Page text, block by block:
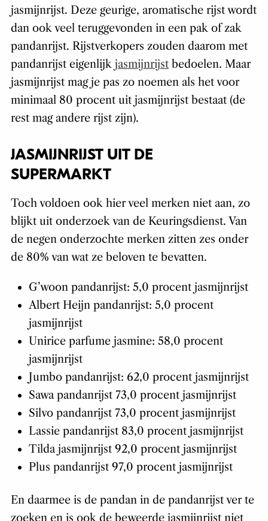
jasmijnrijst. Deze geurige, aromatische rijst wordt
dan ook veel teruggevonden in een pak of zak
pandanrijst. Rijstverkopers zouden daarom met
pandanrijst eigenlijk jasmijnrijstbedoelen. Maar
jasmijnrijst mag je pas zo noemen als het voor
minimaal 80 procent uit jasmijnrijst bestaat (de
rest mag andere rijst zijn).
JASMIJNRIJST UIT DE
SUPERMARKT
Toch voldoen ook hier veel merken niet aan, zo
blijkt uit onderzoek van de Keuringsdienst. Van
de negen onderzochte merken zitten zes onder
de 80% van wat ze beloven te bevatten.
G’woon pandanrijst: 5,0 procent jasmijnrijst
Albert Heijn pandanrijst: 5,0 procent
jasmijnrijst
Unirice parfume jasmine: 58,0 procent
jasmijnrijst
Jumbo pandanrijst: 62,0 procent jasmijnrijst
Sawa pandanrijst 73,0 procent jasmijnrijst
Silvo pandanrijst 73,0 procent jasmijnrijst
Lassie pandanrijst 83,0 procent jasmijnrijst
Tilda jasmijnrijst 92,0 procent jasmijnrijst
Plus pandanrijst 97,0 procent jasmijnrijst
En daarmee is de pandan in de pandanrijst ver te
zoeken en is ook de beweerde jasmijnrijst niet